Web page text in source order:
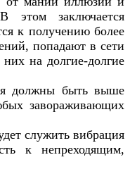
этом заключается
к получению более
попадают в сети
на долгие-долгие
должны быть выше
завораживающих
служить вибрация
к непреходящим,